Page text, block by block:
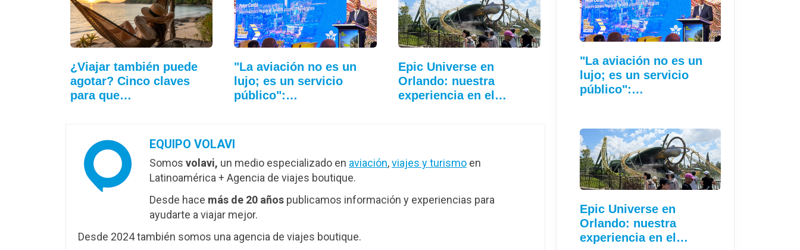
¿Viajar también puede
agotar? Cinco claves
para que…
"La aviación no es un
lujo; es un servicio
público":…
Epic Universe en
Orlando: nuestra
experiencia en el…
EQUIPO VOLAVI
Somos volavi, un medio especializado en aviación,viajes y turismo en
Latinoamérica + Agencia de viajes boutique.
Desde hace más de 20 años publicamos información y experiencias para
ayudarte a viajar mejor.
Desde 2024 también somos una agencia de viajes boutique.
"La aviación no es un
lujo; es un servicio
público":…
Epic Universe en
Orlando: nuestra
experiencia en el…